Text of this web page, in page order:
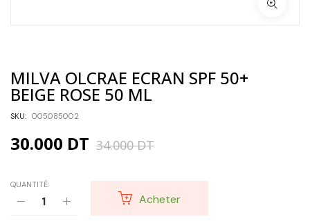
MILVA OLCRAE ECRAN SPF 50+
BEIGE ROSE 50 ML
SKU: 005085002
34.000DT
30.000 DT
QUANTITÉ:
Acheter